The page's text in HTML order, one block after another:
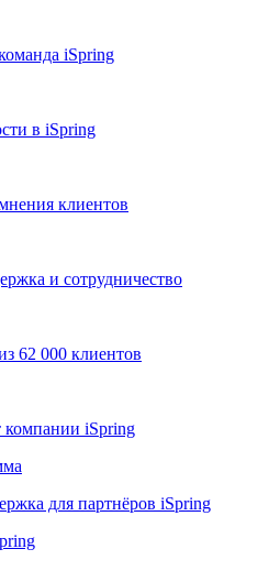
iSpring
в iSpring
клиентов
и сотрудничество
62 000 клиентов
iSpring
для партнёров iSpring